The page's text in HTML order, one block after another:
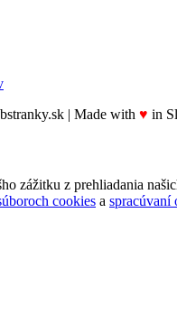
| Made with ♥ in
zážitku z prehliadania
cookies a spracúvaní